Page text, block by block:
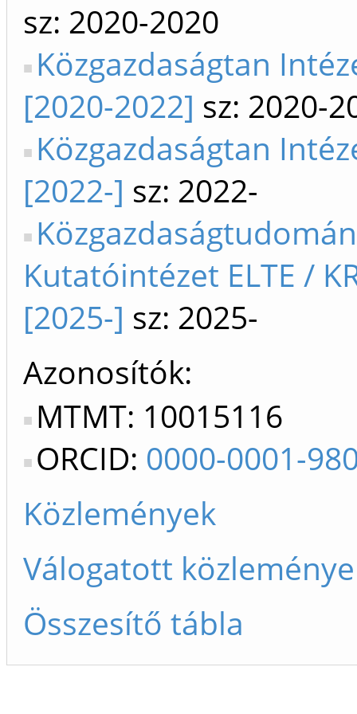
sz: 2020-2020
Közgazdaságtan
[2020-2022] sz: 2020-
Közgazdaságtan
[2022-] sz: 2022-
Kutatóintézet ELTE /
[2025-] sz: 2025-
Azonosítók
MTMT: 10015116
ORCID: 0000-0001-
Közlemények
Válogatott
Összesítő tábla